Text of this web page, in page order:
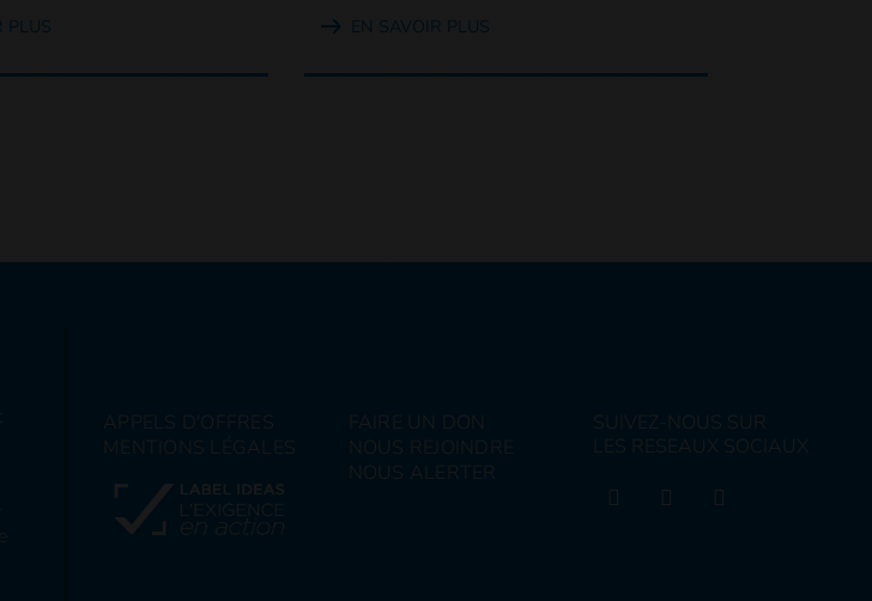
PLUS EN SAVOIR PLUS
APPELS D'OFFRES
MENTIONS LÉGALES
FAIRE UN DON
NOUS REJOINDRE
NOUS ALERTER
SUIVEZ-NOUS SUR
LES RESEAUX SOCIAUX